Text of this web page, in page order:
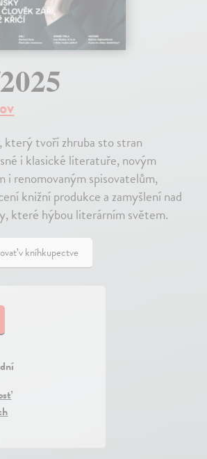
který tvoří zhruba sto stran
i klasické literatuře, novým
i renomovaným spisovatelům,
knižní produkce a zamyšlení nad
které hýbou literárním světem.
v kníhkupectve